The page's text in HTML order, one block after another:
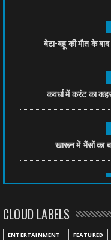
बेटा-बहू की मौत के
कवर्धा में करंट का
खारून में भैंसों का
CLOUD LABELS
ENTERTAINMENT FEATURED